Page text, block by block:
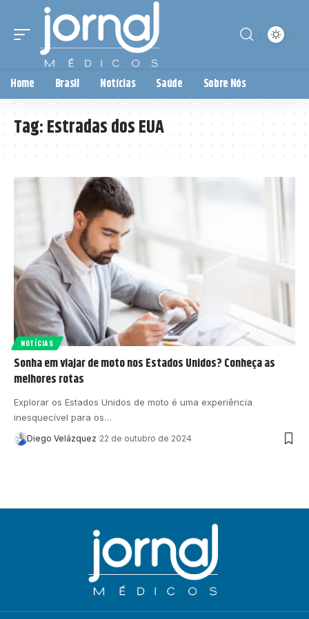
Home Brasil Notícias Saúde Sobre Nós
Tag:Estradas dos EUA
NOTÍCIAS
Sonha em viajar de moto nos Estados Unidos? Conheça as
melhores rotas
Explorar os Estados Unidos de moto é uma experiência
inesquecível para os…
Diego Velázquez 22 de outubro de 2024